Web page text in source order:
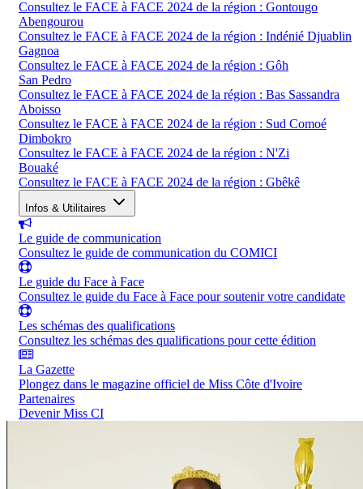
Consultez le FACE à FACE 2024 de la région : Gontougo
Abengourou
Consultez le FACE à FACE 2024 de la région : Indénié Djuablin
Gagnoa
Consultez le FACE à FACE 2024 de la région : Gôh
San Pedro
Consultez le FACE à FACE 2024 de la région : Bas Sassandra
Aboisso
Consultez le FACE à FACE 2024 de la région : Sud Comoé
Dimbokro
Consultez le FACE à FACE 2024 de la région : N'Zi
Bouaké
Consultez le FACE à FACE 2024 de la région : Gbêkê
Infos & Utilitaires
Le guide de communication
Consultez le guide de communication du COMICI
Le guide du Face à Face
Consultez le guide du Face à Face pour soutenir votre candidate
Les schémas des qualifications
Consultez les schémas des qualifications pour cette édition
La Gazette
Plongez dans le magazine officiel de Miss Côte d'Ivoire
Partenaires
Devenir Miss CI